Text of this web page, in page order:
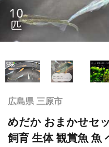
広島県 三原市
めだか おまかせセ
飼育 生体 観賞魚 魚